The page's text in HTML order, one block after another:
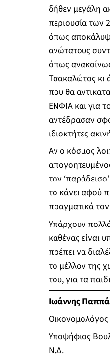
δήθεν μεγάλη
περιουσία των
όπως
ανώτατους
όπως
Τσακαλώτος κι
που θα
ΕΝΦΙΑ και για
αντέδρασαν
ιδιοκτήτες
Αν ο κόσμος
τον
το κάνει αφού
πραγματικά
Υπάρχουν
καθένας είναι
πρέπει να
το μέλλον της
του, για τα
Ιωάννης
Οικονομολόγος
Υποψήφιος
Ν.Δ.